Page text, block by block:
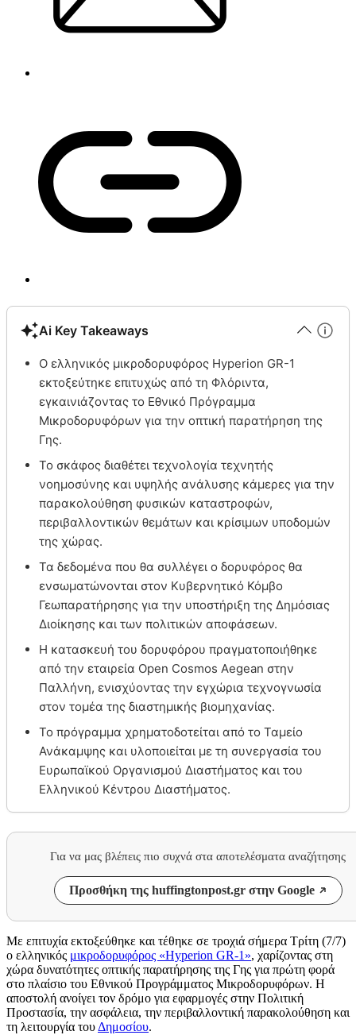
Ai Key Takeaways
Ο ελληνικός μικροδορυφόρος Hyperion GR-1
εκτοξεύτηκε επιτυχώς από τη Φλόριντα,
εγκαινιάζοντας το Εθνικό Πρόγραμμα
Μικροδορυφόρων για την οπτική παρατήρηση της
Γης.
Το σκάφος διαθέτει τεχνολογία τεχνητής
νοημοσύνης και υψηλής ανάλυσης κάμερες για την
παρακολούθηση φυσικών καταστροφών,
περιβαλλοντικών θεμάτων και κρίσιμων υποδομών
της χώρας.
Τα δεδομένα που θα συλλέγει ο δορυφόρος θα
ενσωματώνονται στον Κυβερνητικό Κόμβο
Γεωπαρατήρησης για την υποστήριξη της Δημόσιας
Διοίκησης και των πολιτικών αποφάσεων.
Η κατασκευή του δορυφόρου πραγματοποιήθηκε
από την εταιρεία Open Cosmos Aegean στην
Παλλήνη, ενισχύοντας την εγχώρια τεχνογνωσία
στον τομέα της διαστημικής βιομηχανίας.
Το πρόγραμμα χρηματοδοτείται από το Ταμείο
Ανάκαμψης και υλοποιείται με τη συνεργασία του
Ευρωπαϊκού Οργανισμού Διαστήματος και του
Ελληνικού Κέντρου Διαστήματος.
Για να μας βλέπεις πιο συχνά στα αποτελέσματα αναζήτησης
Προσθήκη της huffingtonpost.gr στην Google
Με επιτυχία εκτοξεύθηκε και τέθηκε σε τροχιά σήμερα Τρίτη (7/7)
ο ελληνικός μικροδορυφόρος «Hyperion GR-1», χαρίζοντας στη
χώρα δυνατότητες οπτικής παρατήρησης της Γης για πρώτη φορά
στο πλαίσιο του Εθνικού Προγράμματος Μικροδορυφόρων. Η
αποστολή ανοίγει τον δρόμο για εφαρμογές στην Πολιτική
Προστασία, την ασφάλεια, την περιβαλλοντική παρακολούθηση και
τη λειτουργία του Δημοσίου.